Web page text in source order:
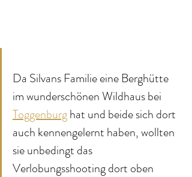
Da Silvans Familie eine Berghütte
im wunderschönen Wildhaus bei
Toggenburg hat und beide sich dort
auch kennengelernt haben, wollten
sie unbedingt das
Verlobungsshooting dort oben